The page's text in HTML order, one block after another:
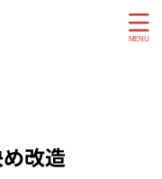
改造